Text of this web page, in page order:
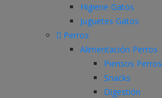
Higiene Gatos
Juguetes Gatos
Perros
Alimentación Perros
Piensos Perros
Snacks
Digestión